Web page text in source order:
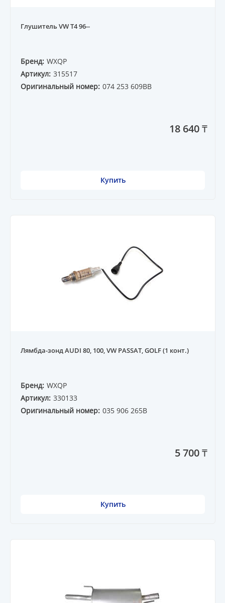
Глушитель VW T4 96--
Бренд: WXQP
Артикул: 315517
Оригинальный номер: 074 253 609BB
18 640 ₸
Купить
Лямбда-зонд AUDI 80, 100, VW PASSAT, GOLF (1 конт.)
Бренд: WXQP
Артикул: 330133
Оригинальный номер: 035 906 265B
5 700 ₸
Купить